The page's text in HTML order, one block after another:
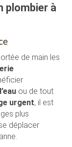
plombier à
de main les
ou de tout
urgent, il est
plus
déplacer